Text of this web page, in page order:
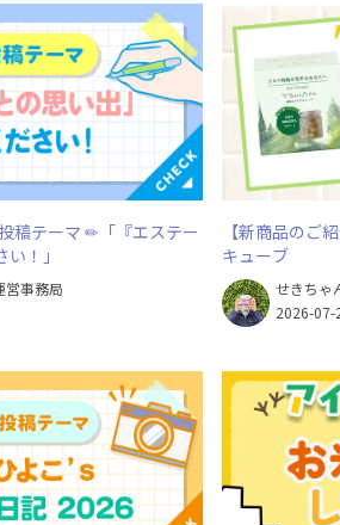
稿テーマ ✏「『エステー
！」
営事務局
【新商品のご
キューブ
せきちゃ
2026-07-